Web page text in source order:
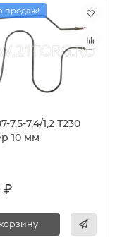
продаж!
7,5-7,4/1,2 Т230
10 мм
₽